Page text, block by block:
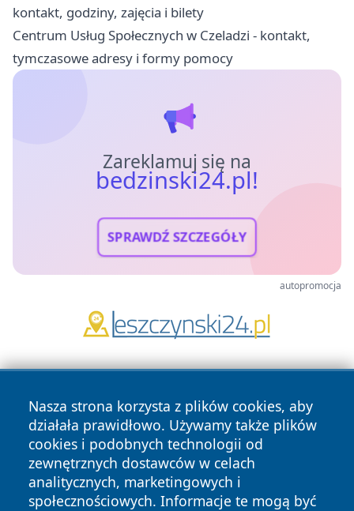
kontakt, godziny, zajęcia i bilety
Centrum Usług Społecznych w Czeladzi - kontakt,
tymczasowe adresy i formy pomocy
Zareklamuj się na
bedzinski24.pl!
SPRAWDŹ SZCZEGÓŁY
autopromocja
Nasza strona korzysta z plików cookies, aby
działała prawidłowo. Używamy także plików
cookies i podobnych technologii od
zewnętrznych dostawców w celach
analitycznych, marketingowych i
społecznościowych. Informacje te mogą być
Copyright © 2026 bedzinski24.pl Wszystkie prawa
zastrzeżone.